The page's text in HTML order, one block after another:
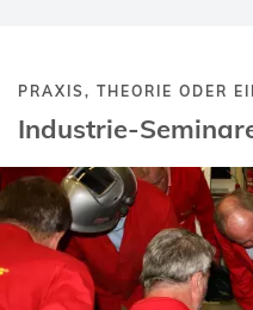
PRAXIS, THEORIE ODER
Industrie-